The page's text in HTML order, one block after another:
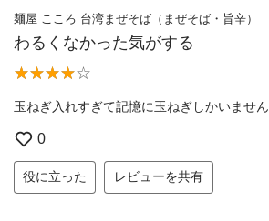
麺屋 こころ 台湾まぜそば（まぜそば・旨辛）
わるくなかった気がする
玉ねぎ入れすぎて記憶に玉ねぎしかいません
0
役に立った レビューを共有